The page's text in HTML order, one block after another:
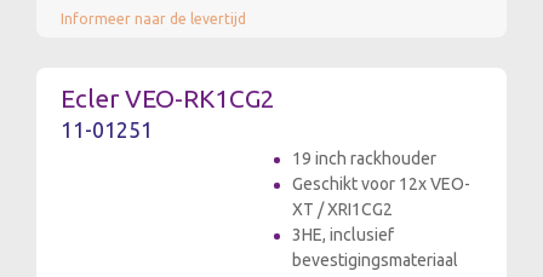
Informeer naar de levertijd
Ecler VEO-RK1CG2
11-01251
19 inch rackhouder
Geschikt voor 12x VEO-
XT / XRI1CG2
3HE, inclusief
bevestigingsmateriaal